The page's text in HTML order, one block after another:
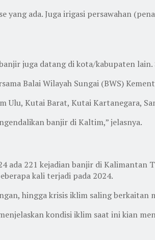
ada. Juga irigasi persawahan
juga datang di kota/kabupaten lain.
Balai Wilayah Sungai (BWS)
Ulu, Kutai Barat, Kutai Kartanegara,
banjir di Kaltim,” jelasnya.
ada 221 kejadian banjir di Kalimantan
kali terjadi pada 2024.
hingga krisis iklim saling berkaitan
kondisi iklim saat ini kian